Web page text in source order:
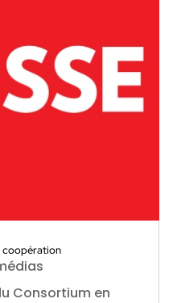
coopération
Consortium en